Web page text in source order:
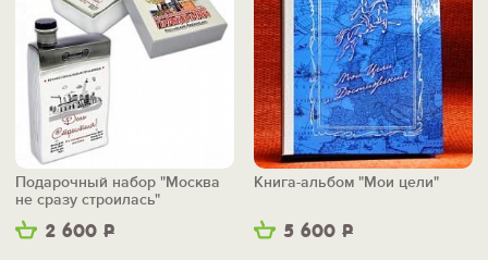
2 600 Р
Подарочный набор "Москва
не сразу строилась"
5 600 Р
Книга-альбом "Мои цели"